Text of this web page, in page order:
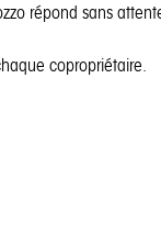
répond sans
copropriétaire.